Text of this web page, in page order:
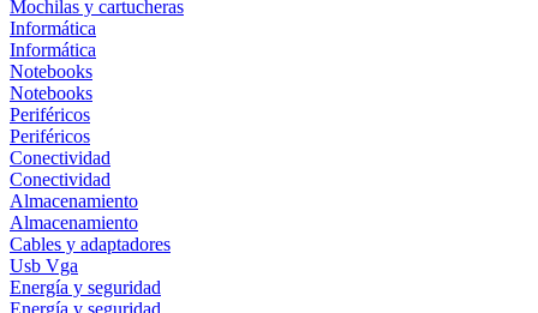
Mochilas y cartucheras
Informática
Informática
Notebooks
Notebooks
Periféricos
Periféricos
Conectividad
Conectividad
Almacenamiento
Almacenamiento
Cables y adaptadores
Usb Vga
Energía y seguridad
Energía y seguridad